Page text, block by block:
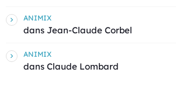
ANIMIX
dans Jean-Claude Corbel
ANIMIX
dans Claude Lombard